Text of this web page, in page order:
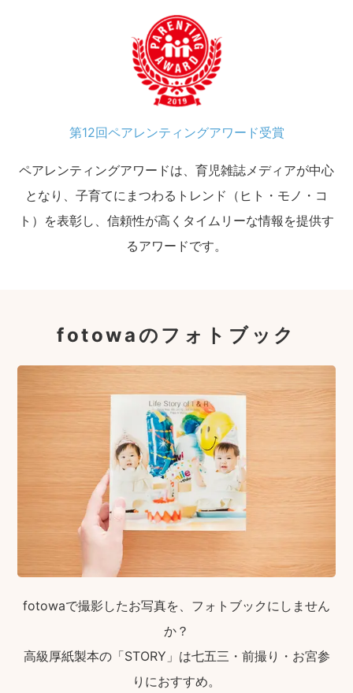
第12回ペアレンティングアワード受賞
ペアレンティングアワードは、育児雑誌メディアが中心
となり、子育てにまつわるトレンド（ヒト・モノ・コ
ト）を表彰し、信頼性が高くタイムリーな情報を提供す
るアワードです。
fotowaのフォトブック
fotowaで撮影したお写真を、フォトブックにしません
か？
高級厚紙製本の「STORY」は七五三・前撮り・お宮参
りにおすすめ。